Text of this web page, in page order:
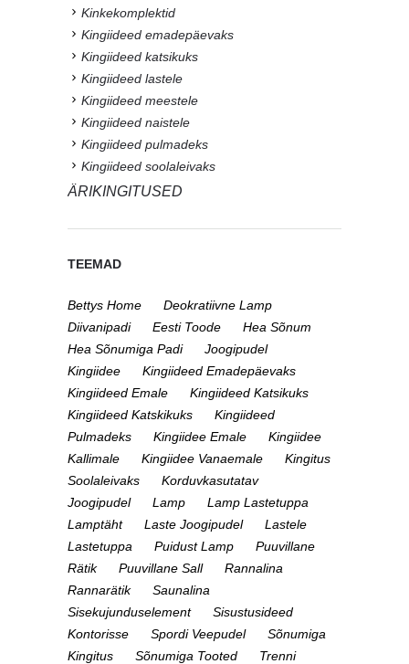
Kinkekomplektid
Kingiideed emadepäevaks
Kingiideed katsikuks
Kingiideed lastele
Kingiideed meestele
Kingiideed naistele
Kingiideed pulmadeks
Kingiideed soolaleivaks
ÄRIKINGITUSED
TEEMAD
Bettys Home
Deokratiivne Lamp
Diivanipadi
Eesti Toode
Hea Sõnum
Hea Sõnumiga Padi
Joogipudel
Kingiidee
Kingiideed Emadepäevaks
Kingiideed Emale
Kingiideed Katsikuks
Kingiideed Katskikuks
Kingiideed
Pulmadeks
Kingiidee Emale
Kingiidee
Kallimale
Kingiidee Vanaemale
Kingitus
Soolaleivaks
Korduvkasutatav
Joogipudel
Lamp
Lamp Lastetuppa
Lamptäht
Laste Joogipudel
Lastele
Lastetuppa
Puidust Lamp
Puuvillane
Rätik
Puuvillane Sall
Rannalina
Rannarätik
Saunalina
Sisekujunduselement
Sisustusideed
Kontorisse
Spordi Veepudel
Sõnumiga
Kingitus
Sõnumiga Tooted
Trenni